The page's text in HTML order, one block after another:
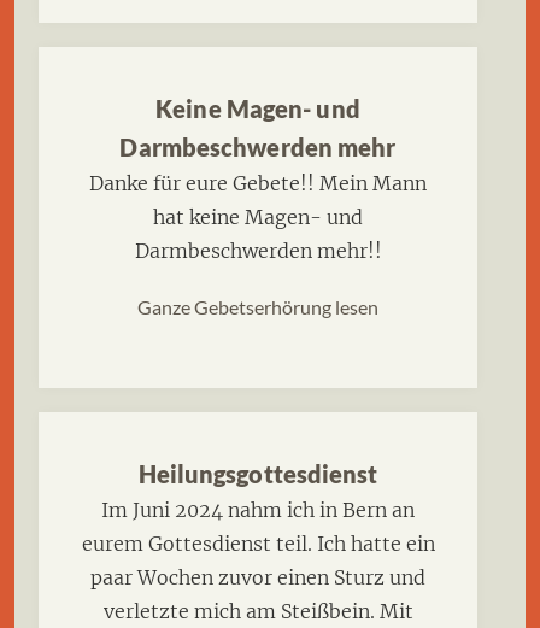
Keine Magen- und
Darmbeschwerden mehr
Danke für eure Gebete!! Mein Mann
hat keine Magen- und
Darmbeschwerden mehr!!
Ganze Gebetserhörung lesen
Heilungsgottesdienst
Im Juni 2024 nahm ich in Bern an
eurem Gottesdienst teil. Ich hatte ein
paar Wochen zuvor einen Sturz und
verletzte mich am Steißbein. Mit